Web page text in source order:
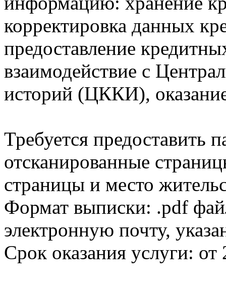
корректировка данных
предоставление
взаимодействие с
историй (ЦККИ),
Требуется предоставить
отсканированные
страницы и место
Формат выписки: .pdf
электронную почту,
Срок оказания услуги: от